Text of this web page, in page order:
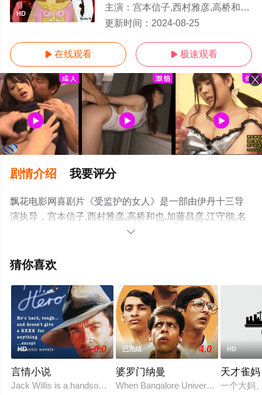
HD
主演： 宫本信子,西村雅彦,高桥和也,加藤昌彦,江守彻,名古屋章,山本太郎,木下凤华,隆大介,近藤芳正
更新时间： 2024-08-25
 在线观看  极速观看
剧情介绍 我要评分
飘花电影网喜剧片《受监护的女人》是一部由伊丹十三导
演执导，宫本信子,西村雅彦,高桥和也,加藤昌彦,江守彻,名
古屋章,山本太郎,木下凤华,隆大介,近藤芳正,竹城明,三谷升,
圣,矢野宣,有园芳记,朝冈实岭,小林克也,高桥长英,渡边哲,等
版电影大全就上飘花影院，更多相关信息可移步至豆瓣电
影、电视猫或剧情网等平台了解。

猜你喜欢
HD 6.0
言情小说
Jack Willis is a handsome roadtrain driver with a secret - he has
已完结 4.0
婆罗门纳曼
When Bangalore University’s misfit
HD
天才雀妈
一个大妈